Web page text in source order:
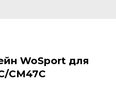
WoSport для
CM47C